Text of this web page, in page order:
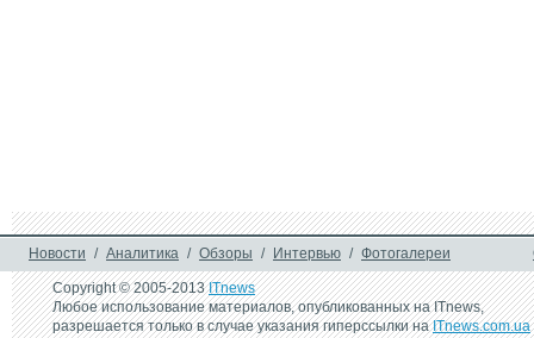
Новости / Аналитика / Обзоры / Интервью / Фотогалереи
Copyright © 2005-2013ITnews
Любое использование материалов, опубликованных на ITnews,
разрешается только в случае указания гиперссылки наITnews.com.ua